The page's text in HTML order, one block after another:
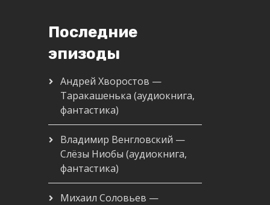
Последние
эпизоды
Андрей Хворостов —
Таракашенька (аудиокнига,
фантастика)
Владимир Венгловский —
Слёзы Ниобы (аудиокнига,
фантастика)
Михаил Соловьев —